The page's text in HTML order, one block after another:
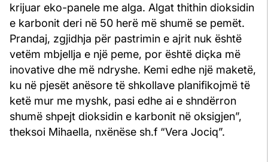
krijuar eko-panele me alga. Algat thithin dioksidin
e karbonit deri në 50 herë më shumë se pemët.
Prandaj, zgjidhja për pastrimin e ajrit nuk është
vetëm mbjellja e një peme, por është diçka më
inovative dhe më ndryshe. Kemi edhe një maketë,
ku në pjesët anësore të shkollave planifikojmë të
ketë mur me myshk, pasi edhe ai e shndërron
shumë shpejt dioksidin e karbonit në oksigjen”,
theksoi Mihaella, nxënëse sh.f “Vera Jociq”.